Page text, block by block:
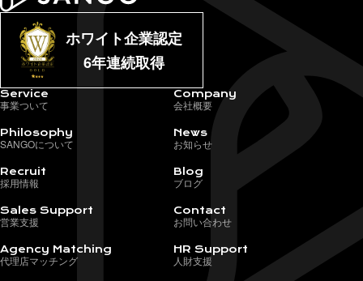
ホワイト企業認定
6年連続取得
Service
事業ついて
Philosophy
SANGOについて
Recruit
採用情報
Sales Support
営業支援
Agency Matching
代理店マッチング
Company
会社概要
News
お知らせ
Blog
ブログ
Contact
お問い合わせ
HR Support
人財支援